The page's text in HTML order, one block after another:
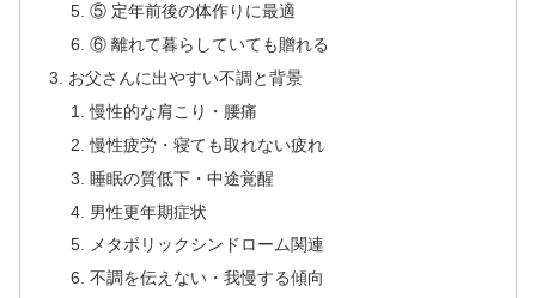
⑤ 定年前後の体作りに最適
⑥ 離れて暮らしていても贈れる
お父さんに出やすい不調と背景
慢性的な肩こり・腰痛
慢性疲労・寝ても取れない疲れ
睡眠の質低下・中途覚醒
男性更年期症状
メタボリックシンドローム関連
不調を伝えない・我慢する傾向